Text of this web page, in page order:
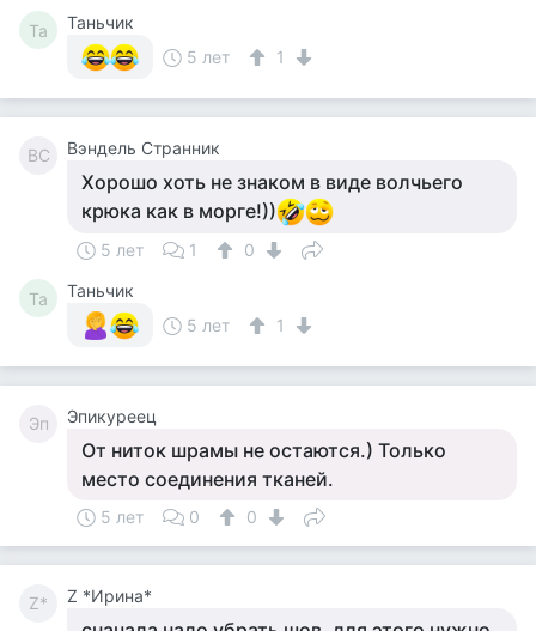
Та
Таньчик
5 лет
1
ВС Вэндель Странник
Хорошо хоть не знаком в виде волчьего
крюка как в морге!))
5 лет 1 0
Та
Таньчик
5 лет
1
Эп Эпикуреец
От ниток шрамы не остаются.) Только
место соединения тканей.
5 лет 0 0
Z* Z *Ирина*